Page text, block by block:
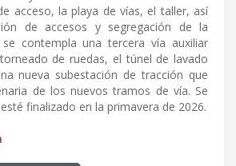
acceso, la playa de vías, el taller, así
de accesos y segregación de la
contempla una tercera vía auxiliar
de ruedas, el túnel de lavado
nueva subestación de tracción que
de los nuevos tramos de vía. Se
finalizado en la primavera de 2026.